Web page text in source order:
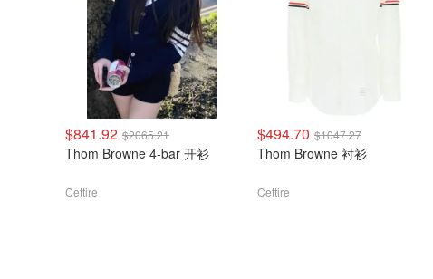
$841.92 $2065.21
Thom Browne 4-bar 开衫
Cettire
$494.70 $1047.27
Thom Browne 衬衫
Cettire